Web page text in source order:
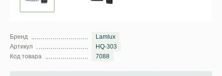
Бренд
Lamlux
Артикул
HQ-303
Код товара
7088